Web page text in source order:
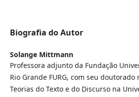
Biografia do Autor
Solange Mittmann
Professora adjunto da Fundação
Rio Grande FURG, com seu
Teorias do Texto e do Discurso na